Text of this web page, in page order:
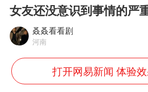
《Monica》填
女友还没意识到事情的严
叒叒看看剧
河南
打开网易新闻 体验